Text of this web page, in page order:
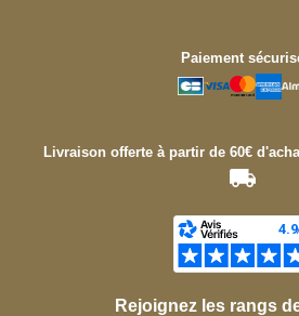
Paiement
Livraison offerte à partir de 60€
Rejoignez les rangs